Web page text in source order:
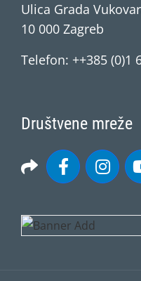
Ulica Grada
10 000 Zagreb
Telefon: ++385 (0)1
Društvene mreže